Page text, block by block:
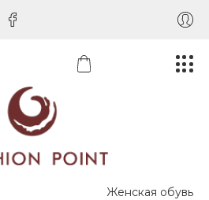
Женская обувь